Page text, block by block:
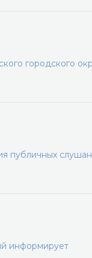
городского
публичных
информирует